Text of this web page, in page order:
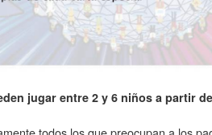
jugar entre 2 y 6 niños a partir